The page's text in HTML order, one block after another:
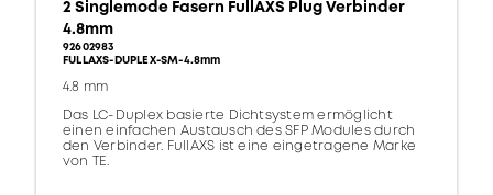
2 Singlemode Fasern FullAXS Plug Verbinder
4.8mm
92602983
FULLAXS-DUPLEX-SM-4.8mm
4.8 mm
Das LC-Duplex basierte Dichtsystem ermöglicht
einen einfachen Austausch des SFP Modules durch
den Verbinder. FullAXS ist eine eingetragene Marke
von TE.